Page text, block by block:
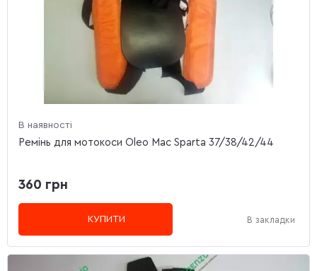
В наявності
Ремінь для мотокоси Oleo Mac Sparta 37/38/42/44
360 грн
КУПИТИ В закладки